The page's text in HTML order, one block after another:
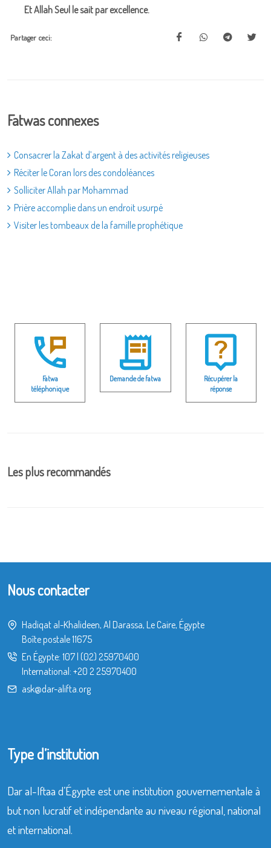
Et Allah Seul le sait par excellence.
Partager ceci:
Fatwas connexes
Consacrer la Zakat d’argent à des activités religieuses
Réciter le Coran lors des condoléances
Solliciter Allah par Mohammad
Prière accomplie dans un endroit usurpé
Visiter les tombeaux de la famille prophétique
Fatwa
téléphonique
Demande de fatwa
Récupérer la
réponse
Les plus recommandés
Nous contacter
Hadiqat al-Khalideen, Al Darassa, Le Caire, Égypte
Boîte postale 11675
En Égypte: 107 (02) 25970400
International: +20 2 25970400
ask@dar-alifta.org
Type d’institution
Dar al-Iftaa d’Égypte est une institution gouvernementale à
but non lucratif et indépendante au niveau régional, national
et international.